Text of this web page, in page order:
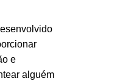
e
alguém